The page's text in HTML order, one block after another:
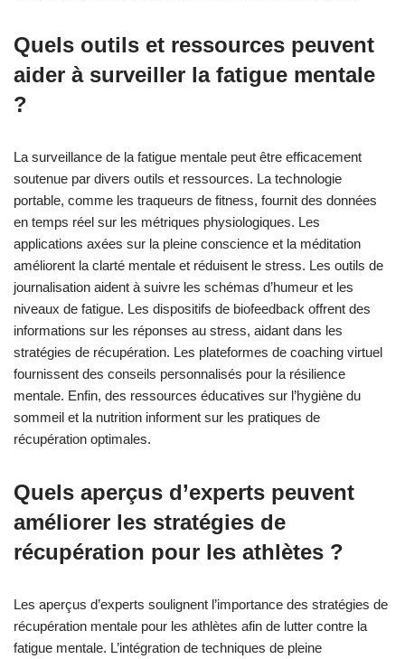
Quels outils et ressources peuvent
aider à surveiller la fatigue mentale
?
La surveillance de la fatigue mentale peut être efficacement
soutenue par divers outils et ressources. La technologie
portable, comme les traqueurs de fitness, fournit des données
en temps réel sur les métriques physiologiques. Les
applications axées sur la pleine conscience et la méditation
améliorent la clarté mentale et réduisent le stress. Les outils de
journalisation aident à suivre les schémas d’humeur et les
niveaux de fatigue. Les dispositifs de biofeedback offrent des
informations sur les réponses au stress, aidant dans les
stratégies de récupération. Les plateformes de coaching virtuel
fournissent des conseils personnalisés pour la résilience
mentale. Enfin, des ressources éducatives sur l’hygiène du
sommeil et la nutrition informent sur les pratiques de
récupération optimales.
Quels aperçus d’experts peuvent
améliorer les stratégies de
récupération pour les athlètes ?
Les aperçus d’experts soulignent l’importance des stratégies de
récupération mentale pour les athlètes afin de lutter contre la
fatigue mentale. L’intégration de techniques de pleine